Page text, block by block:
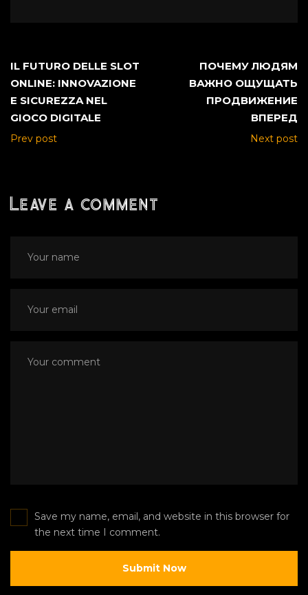
IL FUTURO DELLE SLOT
ONLINE: INNOVAZIONE
E SICUREZZA NEL
GIOCO DIGITALE
Prev post
ПОЧЕМУ ЛЮДЯМ
ВАЖНО ОЩУЩАТЬ
ПРОДВИЖЕНИЕ
ВПЕРЕД
Next post
Leave a comment
Save my name, email, and website in this browser for
the next time I comment.